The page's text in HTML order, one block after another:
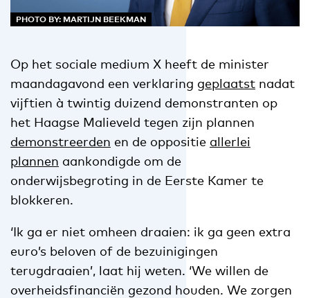
PHOTO BY: MARTIJN BEEKMAN
Op het sociale medium X heeft de minister
maandagavond een verklaring geplaatst nadat
vijftien à twintig duizend demonstranten op
het Haagse Malieveld tegen zijn plannen
demonstreerden en de oppositie allerlei
plannen aankondigde om de
onderwijsbegroting in de Eerste Kamer te
blokkeren.
‘Ik ga er niet omheen draaien: ik ga geen extra
euro’s beloven of de bezuinigingen
terugdraaien’, laat hij weten. ‘We willen de
overheidsfinanciën gezond houden. We zorgen